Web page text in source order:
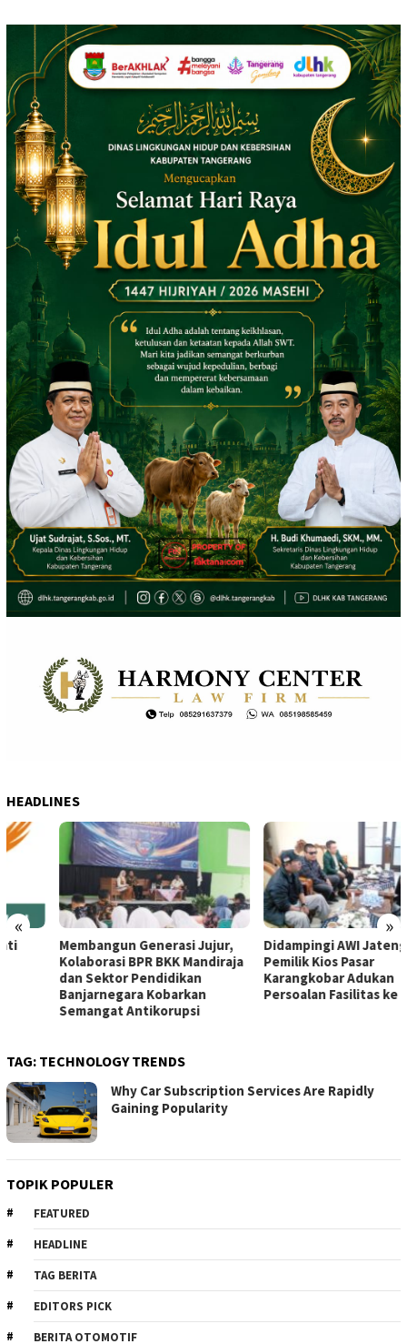
HEADLINES
« »
Membangun Generasi Jujur,
Kolaborasi BPR BKK Mandiraja
dan Sektor Pendidikan
Banjarnegara Kobarkan
Semangat Antikorupsi
Didampingi AWI Jateng,
Pemilik Kios Pasar
Karangkobar Adukan
Persoalan Fasilitas ke DPRD
TAG: TECHNOLOGY TRENDS
Why Car Subscription Services Are Rapidly
Gaining Popularity
TOPIK POPULER
FEATURED
HEADLINE
TAG BERITA
EDITORS PICK
BERITA OTOMOTIF